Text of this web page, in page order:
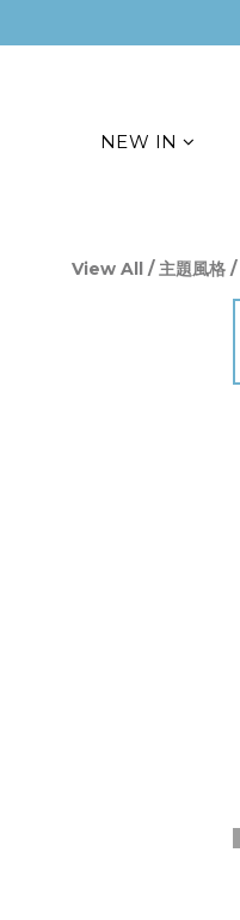
NEW IN
View All /主題風格 /